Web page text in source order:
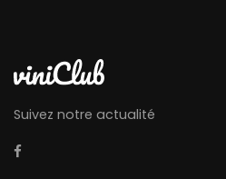
Suivez notre actualité